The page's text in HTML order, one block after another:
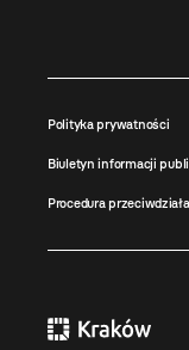
Polityka prywatności
Biuletyn informacji
Procedura